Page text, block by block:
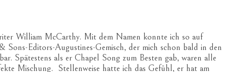
William McCarthy. Mit dem Namen konnte ich so auf
Editors-Augustines-Gemisch, der mich schon bald in den
Spätestens als er Chapel Song zum Besten gab, waren alle
Mischung. Stellenweise hatte ich das Gefühl, er hat am